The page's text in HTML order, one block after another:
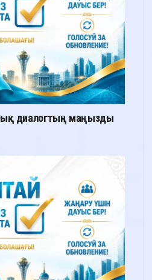
диалогтың маңызды